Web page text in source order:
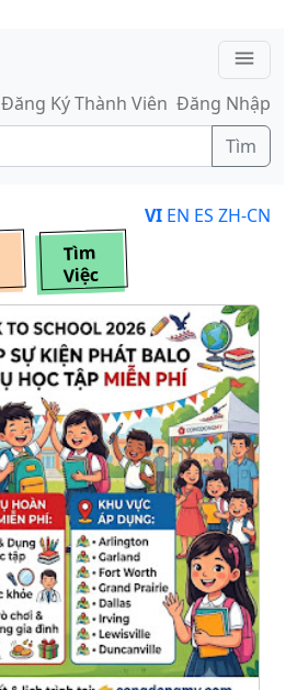
menu
Đăng Ký Thành Viên Đăng Nhập
Tìm
VI EN ES ZH-CN
Tìm
Việc